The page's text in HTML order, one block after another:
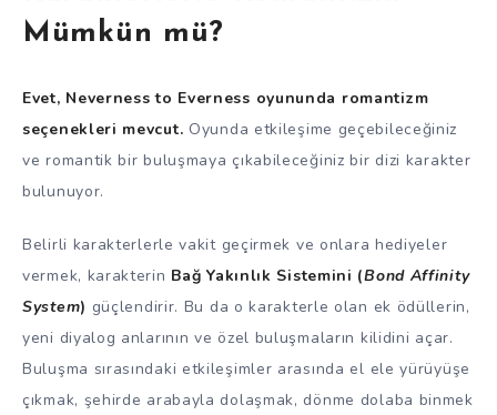
Mümkün mü?
Evet, Neverness to Everness oyununda romantizm
seçenekleri mevcut. Oyunda etkileşime geçebileceğiniz
ve romantik bir buluşmaya çıkabileceğiniz bir dizi karakter
bulunuyor.
Belirli karakterlerle vakit geçirmek ve onlara hediyeler
vermek, karakterin Bağ Yakınlık Sistemini (Bond Affinity
System) güçlendirir. Bu da o karakterle olan ek ödüllerin,
yeni diyalog anlarının ve özel buluşmaların kilidini açar.
Buluşma sırasındaki etkileşimler arasında el ele yürüyüşe
çıkmak, şehirde arabayla dolaşmak, dönme dolaba binmek